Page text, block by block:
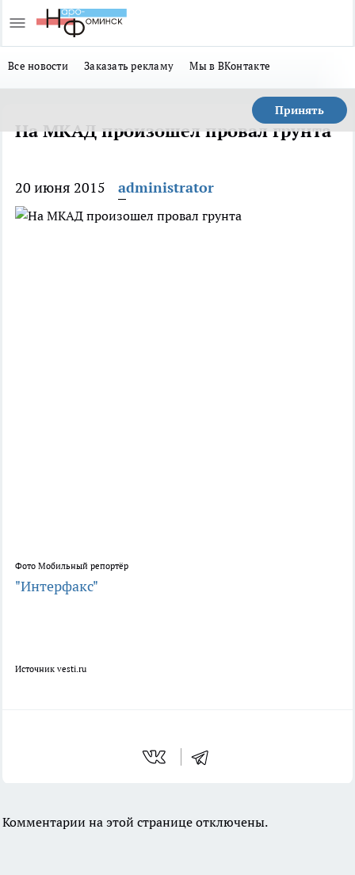
Все новости Заказать рекламу Мы в ВКонтакте
Принять
На МКАД произошел провал грунта
20 июня 2015 administrator
Фото Мобильный репортёр
"Интерфакс"
Источник vesti.ru
Комментарии на этой странице отключены.